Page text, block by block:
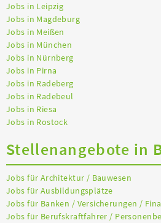
Jobs in Leipzig
Jobs in Magdeburg
Jobs in Meißen
Jobs in München
Jobs in Nürnberg
Jobs in Pirna
Jobs in Radeberg
Jobs in Radebeul
Jobs in Riesa
Jobs in Rostock
Stellenangebote in
Jobs für Architektur / Bauwesen
Jobs für Ausbildungsplätze
Jobs für Banken / Versicherungen /
Jobs für Berufskraftfahrer /